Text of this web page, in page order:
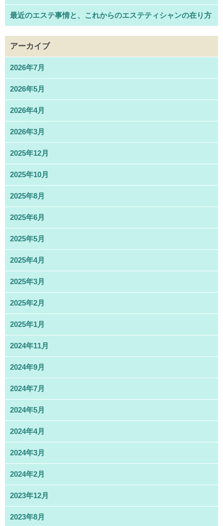
最近のエステ事情と、これからのエステティシャンの在り方
アーカイブ
2026年7月
2026年5月
2026年4月
2026年3月
2025年12月
2025年10月
2025年8月
2025年6月
2025年5月
2025年4月
2025年3月
2025年2月
2025年1月
2024年11月
2024年9月
2024年7月
2024年5月
2024年4月
2024年3月
2024年2月
2023年12月
2023年8月